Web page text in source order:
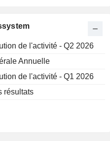
de l'activité - Q2 2026
Annuelle
de l'activité - Q1 2026
résultats